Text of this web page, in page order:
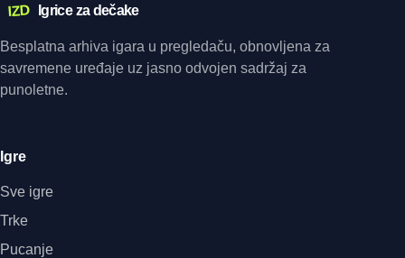
IZD Igrice za dečake
Besplatna arhiva igara u pregledaču, obnovljena za
savremene uređaje uz jasno odvojen sadržaj za
punoletne.
Igre
Sve igre
Trke
Pucanje